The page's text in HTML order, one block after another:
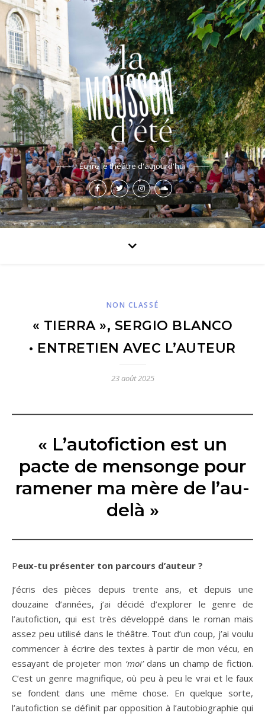
Écrire le théâtre d'aujourd'hui
NON CLASSÉ
« TIERRA », SERGIO BLANCO
• ENTRETIEN AVEC L’AUTEUR
23 août 2025
« L’autofiction est un
pacte de mensonge pour
ramener ma mère de l’au-
delà »
Peux-tu présenter ton parcours d’auteur ?
J’écris des pièces depuis trente ans, et depuis une
douzaine d’années, j’ai décidé d’explorer le genre de
l’autofiction, qui est très développé dans le roman mais
assez peu utilisé dans le théâtre. Tout d’un coup, j’ai voulu
commencer à écrire des textes à partir de mon vécu, en
essayant de projeter mon ‘moi’dans un champ de fiction.
C’est un genre magnifique, où peu à peu le vrai et le faux
se fondent dans une même chose. En quelque sorte,
l’autofiction se définit par opposition à l’autobiographie qui